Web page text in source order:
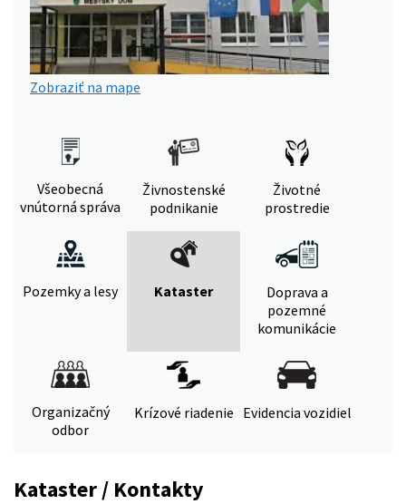
Zobraziť na mape
Všeobecná
vnútorná správa
Živnostenské
podnikanie
Životné
prostredie
Pozemky a lesy Kataster
Doprava a
pozemné
komunikácie
Organizačný
odbor
Krízové riadenie Evidencia vozidiel
Kataster / Kontakty